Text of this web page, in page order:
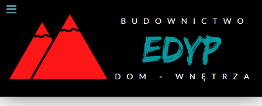
W celu zapewnienia jak najlepszych usług online, ta
strona korzysta z plików cookies.
Jeśli korzystasz z naszej strony internetowej, wyrażasz zgodę na
używanie naszych plików cookies.Dalsze informacje
Rozumiem